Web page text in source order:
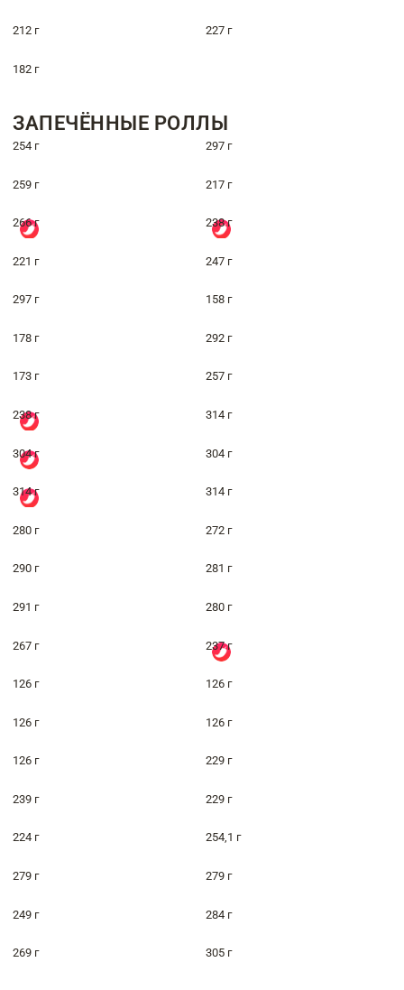
212 г 227 г
182 г
ЗАПЕЧЁННЫЕ РОЛЛЫ
254 г 297 г
259 г 217 г
266 г 238 г
221 г 247 г
297 г 158 г
178 г 292 г
173 г 257 г
238 г 314 г
304 г 304 г
314 г 314 г
280 г 272 г
290 г 281 г
291 г 280 г
267 г 237 г
126 г 126 г
126 г 126 г
126 г 229 г
239 г 229 г
224 г 254,1 г
279 г 279 г
249 г 284 г
269 г 305 г